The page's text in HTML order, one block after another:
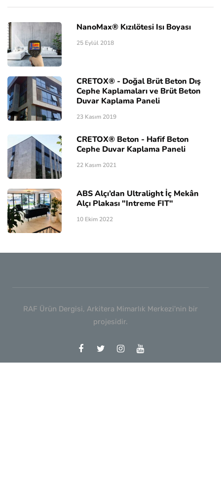
NanoMax® Kızılötesi Isı Boyası
25 Eylül 2018
CRETOX® - Doğal Brüt Beton Dış
Cephe Kaplamaları ve Brüt Beton
Duvar Kaplama Paneli
23 Kasım 2019
CRETOX® Beton - Hafif Beton
Cephe Duvar Kaplama Paneli
22 Kasım 2021
ABS Alçı’dan Ultralight İç Mekân
Alçı Plakası "Intreme FIT"
10 Ekim 2022
RAF Ürün Dergisi, Arkitera Mimarlık Merkezi'nin bir
projesidir.